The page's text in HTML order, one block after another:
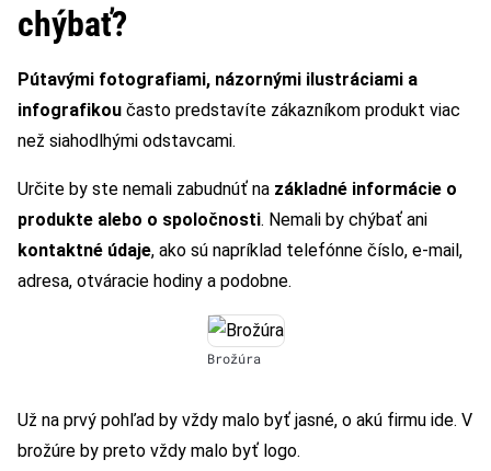
chýbať?
Pútavými fotografiami, názornými ilustráciami a
infografikou často predstavíte zákazníkom produkt viac
než siahodlhými odstavcami.
Určite by ste nemali zabudnúť na základné informácie o
produkte alebo o spoločnosti. Nemali by chýbať ani
kontaktné údaje, ako sú napríklad telefónne číslo, e-mail,
adresa, otváracie hodiny a podobne.
Brožúra
Už na prvý pohľad by vždy malo byť jasné, o akú firmu ide. V
brožúre by preto vždy malo byť logo.